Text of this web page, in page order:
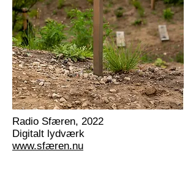
Radio Sfæren, 2022
Digitalt lydværk
www.sfæren.nu